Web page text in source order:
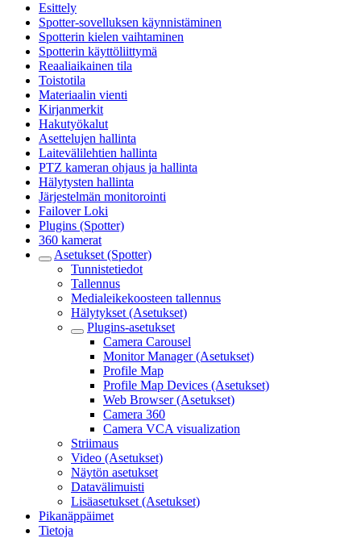
Esittely
Spotter-sovelluksen käynnistäminen
Spotterin kielen vaihtaminen
Spotterin käyttöliittymä
Reaaliaikainen tila
Toistotila
Materiaalin vienti
Kirjanmerkit
Hakutyökalut
Asettelujen hallinta
Laitevälilehtien hallinta
PTZ kameran ohjaus ja hallinta
Hälytysten hallinta
Järjestelmän monitorointi
Failover Loki
Plugins (Spotter)
360 kamerat
Asetukset (Spotter)
Tunnistetiedot
Tallennus
Medialeikekoosteen tallennus
Hälytykset (Asetukset)
Plugins-asetukset
Camera Carousel
Monitor Manager (Asetukset)
Profile Map
Profile Map Devices (Asetukset)
Web Browser (Asetukset)
Camera 360
Camera VCA visualization
Striimaus
Video (Asetukset)
Näytön asetukset
Datavälimuisti
Lisäasetukset (Asetukset)
Pikanäppäimet
Tietoja